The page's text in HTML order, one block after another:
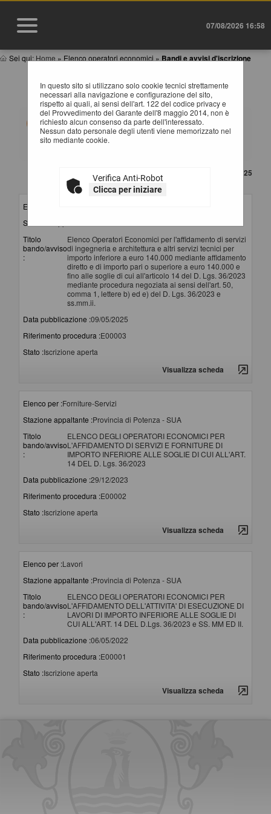
07/08/2026 16:58
Sei qui: Home » Elenco operatori economici » Bandi e avvisi d'iscrizione
In questo sito si utilizzano solo cookie tecnici strettamente
necessari alla navigazione e configurazione del sito,
rispetto ai quali, ai sensi dell'art. 122 del codice privacy e
del Provvedimento del Garante dell'8 maggio 2014, non è
richiesto alcun consenso da parte dell'interessato.
Nessun dato personale degli utenti viene memorizzato nel
sito mediante cookie.
Verifica Anti-Robot
Clicca per iniziare
BANDI E AVVISI D'ISCRIZIONE PER ELENCHI
OPERATORI ECONOMICI
Elenco dei bandi d'iscrizione per gli elenchi operatori
economici attualmente pubblicati. Per richiedere
l'iscrizione ad un elenco operatori economici bisogna
essere registrati al portale, per maggiori dettagli
CONTENUTO AGGIORNATO AL 06/10/2025
La ricerca ha restituito 3 risultati.
Elenco per :
Stazione appaltante :
Titolo
bando/avviso
:
Elenco Operatori Economici per l'affidamento di servizi
di ingegneria e architettura e altri servizi tecnici per
importo inferiore a euro 140.000 mediante affidamento
diretto e di importo pari o superiore a euro 140.000 e
fino alle soglie di cui all'articolo 14 del D. Lgs. 36/2023
mediante procedura negoziata ai sensi dell'art. 50,
comma 1, lettere b) ed e) del D. Lgs. 36/2023 e
ss.mm.ii.
Data pubblicazione :09/05/2025
Riferimento procedura :E00003
Stato :Iscrizione aperta
Visualizza scheda
Elenco per :Forniture-Servizi
Stazione appaltante :Provincia di Potenza - SUA
Titolo
bando/avviso
:
ELENCO DEGLI OPERATORI ECONOMICI PER
L'AFFIDAMENTO DI SERVIZI E FORNITURE DI
IMPORTO INFERIORE ALLE SOGLIE DI CUI ALL'ART.
14 DEL D. Lgs. 36/2023
Data pubblicazione :29/12/2023
Riferimento procedura :E00002
Stato :Iscrizione aperta
Visualizza scheda
Elenco per :Lavori
Stazione appaltante :Provincia di Potenza - SUA
Titolo
bando/avviso
:
ELENCO DEGLI OPERATORI ECONOMICI PER
L'AFFIDAMENTO DELL'ATTIVITA' DI ESECUZIONE DI
LAVORI DI IMPORTO INFERIORE ALLE SOGLIE DI
CUI ALL'ART. 14 DEL D.Lgs. 36/2023 e SS. MM ED II.
Data pubblicazione :06/05/2022
Riferimento procedura :E00001
Stato :Iscrizione aperta
Visualizza scheda